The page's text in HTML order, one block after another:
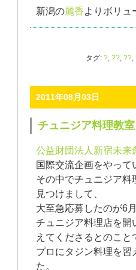
新潟の麗香よりボリュ
タグ: ?, ??, ??,
2011年08月03日
チュニジア料理教室
公益財団法人新宿未来
国際交流企画をやっ
その中でチュニジア
見つけまして、
大至急応募したのが6
チュニジア料理店を開
えてくださるとのこと
プロにタジン料理を
た。